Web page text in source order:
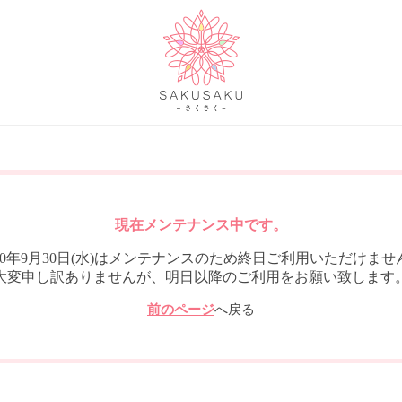
現在メンテナンス中です。
年9月30日(水)はメンテナンスのため終日ご利用いただけませ
変申し訳ありませんが、明日以降のご利用をお願い致します
前のページへ戻る